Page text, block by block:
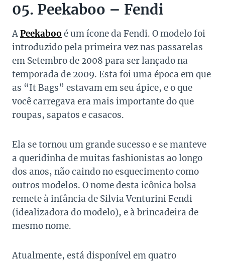
05. Peekaboo – Fendi
APeekaboo é um ícone da Fendi. O modelo foi
introduzido pela primeira vez nas passarelas
em Setembro de 2008 para ser lançado na
temporada de 2009. Esta foi uma época em que
as “It Bags” estavam em seu ápice, e o que
você carregava era mais importante do que
roupas, sapatos e casacos.
Ela se tornou um grande sucesso e se manteve
a queridinha de muitas fashionistas ao longo
dos anos, não caindo no esquecimento como
outros modelos. O nome desta icônica bolsa
remete à infância de Silvia Venturini Fendi
(idealizadora do modelo), e à brincadeira de
mesmo nome.
Atualmente, está disponível em quatro